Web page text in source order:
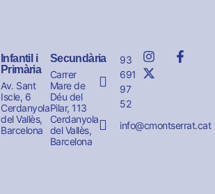
Infantil i
Primària
Av. Sant
Iscle, 6
Cerdanyola
del Vallès,
Barcelona
Secundària
Carrer
Mare de
Déu del
Pilar, 113
Cerdanyola
del Vallès,
Barcelona
93
691
97
52
info@cmontserrat.cat